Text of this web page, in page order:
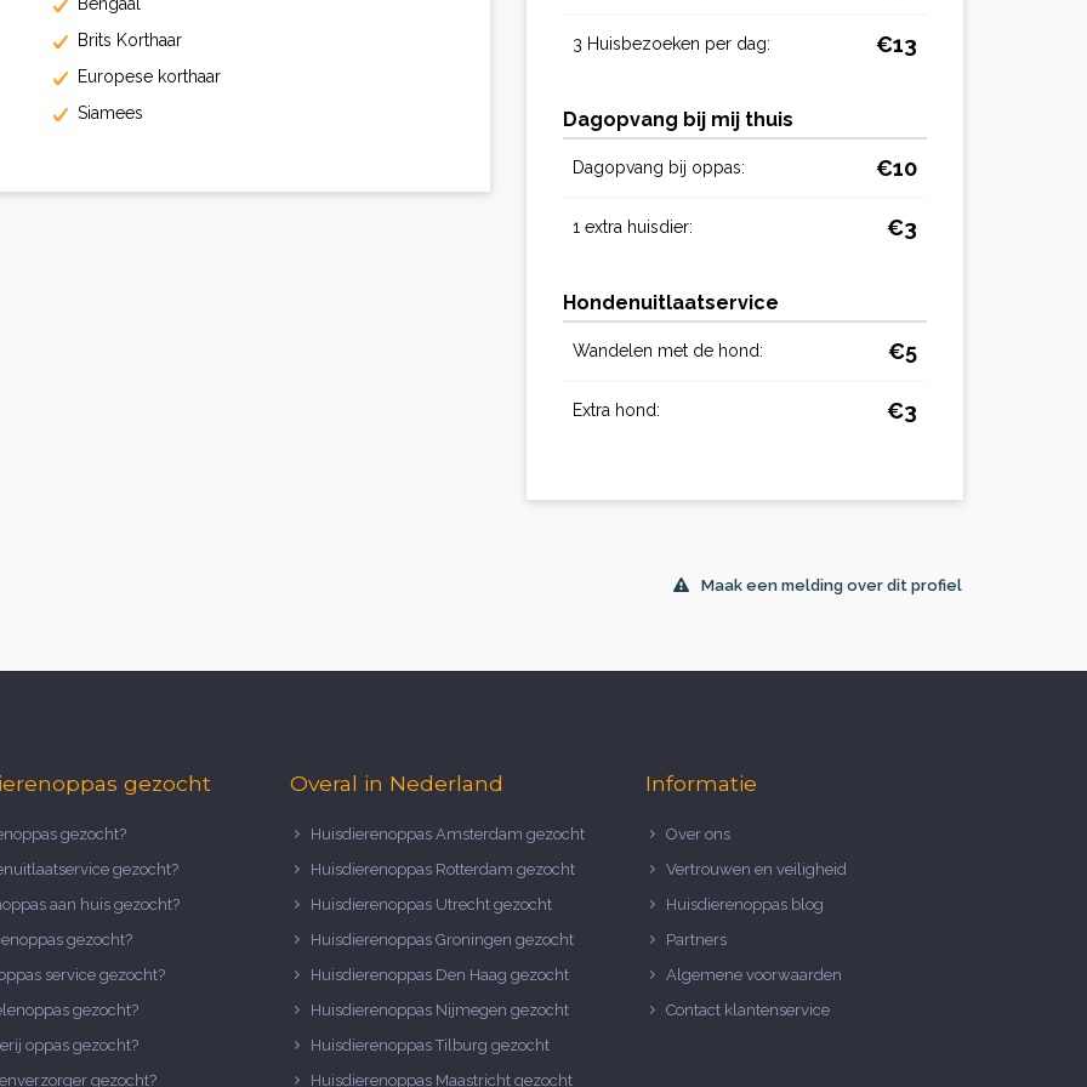
Brits Korthaar
Europese korthaar
Siamees
3 Huisbezoeken per dag: €13
Dagopvang bij mij thuis
Dagopvang bij oppas: €10
1 extra huisdier: €3
Hondenuitlaatservice
Wandelen met de hond: €5
Extra hond: €3
Maak een melding over dit profiel
gezocht
gezocht?
gezocht?
aan huis gezocht?
gezocht?
service gezocht?
gezocht?
oppas gezocht?
gezocht?
Overal in Nederland
Huisdierenoppas Amsterdam gezocht
Huisdierenoppas Rotterdam gezocht
Huisdierenoppas Utrecht gezocht
Huisdierenoppas Groningen gezocht
Huisdierenoppas Den Haag gezocht
Huisdierenoppas Nijmegen gezocht
Huisdierenoppas Tilburg gezocht
Huisdierenoppas Maastricht gezocht
Informatie
Over ons
Vertrouwen en veiligheid
Huisdierenoppas blog
Partners
Algemene voorwaarden
Contact klantenservice